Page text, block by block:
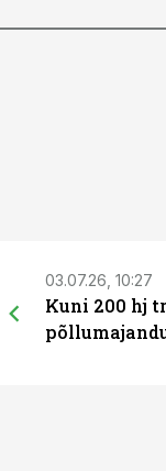
03.07.26, 10:27
Kuni 200 hj